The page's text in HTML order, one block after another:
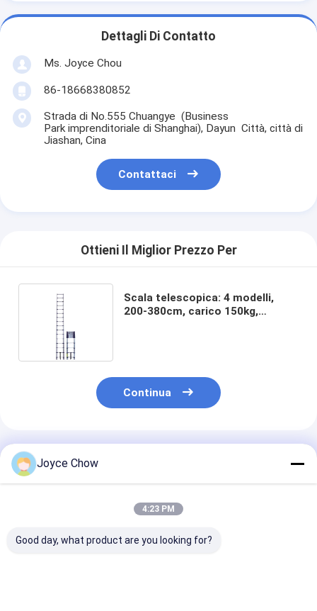
Dettagli Di Contatto
Ms. Joyce Chou
86-18668380852
Strada di No.555 Chuangye (Business
Park imprenditoriale di Shanghai), Dayun Città, città di
Jiashan, Cina
Contattaci
Ottieni Il Miglior Prezzo Per
Scala telescopica: 4 modelli,
200-380cm, carico 150kg,
Continua
Prodotti Raccomandati
Joyce Chow
4:23 PM
Good day, what product are you looking for?